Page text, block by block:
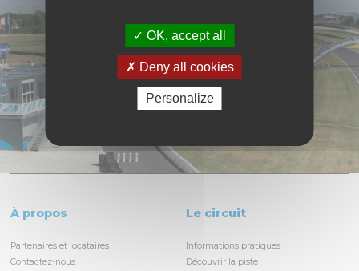
À propos
Partenaires et locataires
Contactez-nous
Le circuit
Informations pratiques
Découvrir la piste
OK, accept all
Deny all cookies
Personalize